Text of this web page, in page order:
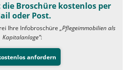
Broschüre kostenlos per
oder Post.
Ihre Infobroschüre„Pflegeimmobilien als
Kapitalanlage”:
anfordern